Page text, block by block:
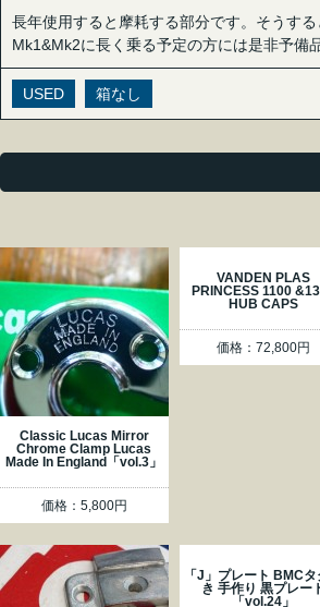
長年使用すると摩耗する部分です。そうす
Mk1&Mk2に長く乗る予定の方には是非予備
USED 箱なし
Classic Lucas Mirror
Chrome Clamp Lucas
Made In England「vol.3」
価格：5,800円
VANDEN PLAS
PRINCESS 1100
HUB CAPS
価格：72,800円
「J」プレート BMC
き 手作り 黒プレー
「vol.24」